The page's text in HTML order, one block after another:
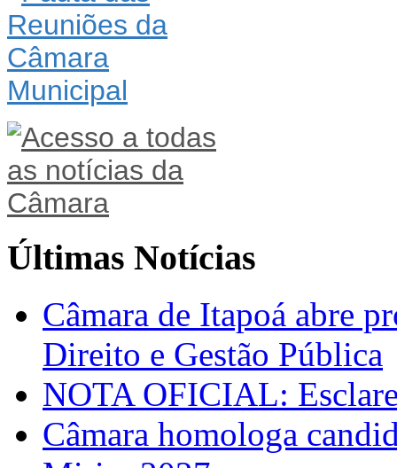
Últimas Notícias
Câmara de Itapoá abre
Direito e Gestão Pública
NOTA OFICIAL:
Câmara homologa